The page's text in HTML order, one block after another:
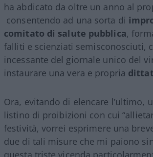
ha abdicato da oltre un anno al
consentendo ad una sorta di
comitato di salute pubblica,
falliti e scienziati semisconosciuti,
incessante del giornale unico del
instaurare una vera e propria
Ora, evitando di elencare l’ultimo,
listino di proibizioni con cui“
festività, vorrei esprimere una
due di tali misure che mi paiono si
questa triste vicenda